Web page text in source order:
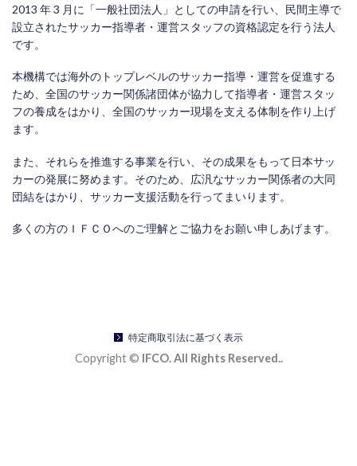
2013 年 3 月に「一般社団法人」としての申請を行い、民間主導で
設立されたサッカー指導者・運営スタッフの資格認定を行う法人
です。
本機構では海外のトップレベルのサッカー指導・運営を促進する
ため、全国のサッカー関係諸団体が協力して指導者・運営スタッ
フの養成をはかり、全国のサッカー現場を支える体制を作り上げ
ます。
また、それらを推進する事業を行い、その成果をもって日本サッ
カーの発展に努めます。そのため、広汎なサッカー関係者の大同
団結をはかり、サッカー支援活動を行ってまいります。
多くの方のＩＦＣＯへのご理解とご協力をお願い申しあげます。
Copyright © IFCO. All Rights Reserved..
特定商取引法に基づく表示